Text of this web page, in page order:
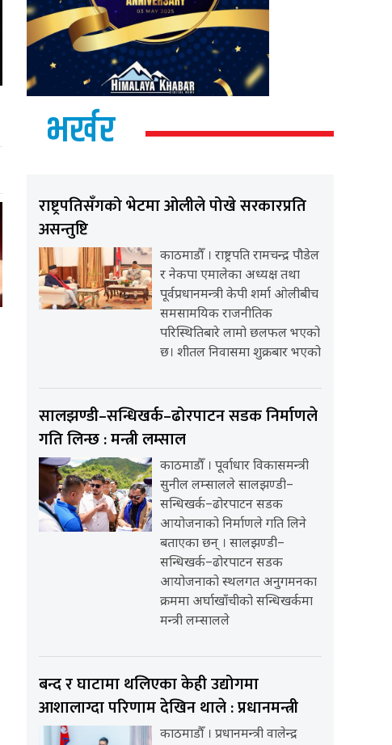
भर्खर
राष्ट्रपतिसँगको भेटमा ओलीले पोखे सरकारप्रति
असन्तुष्टि
काठमाडौँ । राष्ट्रपति रामचन्द्र पौडेल
र नेकपा एमालेका अध्यक्ष तथा
पूर्वप्रधानमन्त्री केपी शर्मा ओलीबीच
समसामयिक राजनीतिक
परिस्थितिबारे लामो छलफल भएको
छ। शीतल निवासमा शुक्रबार भएको
सालझण्डी–सन्धिखर्क–ढोरपाटन सडक निर्माणले
गति लिन्छ : मन्त्री लम्साल
काठमाडौँ । पूर्वाधार विकासमन्त्री
सुनील लम्सालले सालझण्डी–
सन्धिखर्क–ढोरपाटन सडक
आयोजनाको निर्माणले गति लिने
बताएका छन् । सालझण्डी–
सन्धिखर्क–ढोरपाटन सडक
आयोजनाको स्थलगत अनुगमनका
क्रममा अर्घाखाँचीको सन्धिखर्कमा
मन्त्री लम्सालले
बन्द र घाटामा थलिएका केही उद्योगमा
आशालाग्दा परिणाम देखिन थाले : प्रधानमन्त्री
काठमाडौँ । प्रधानमन्त्री वालेन्द्र